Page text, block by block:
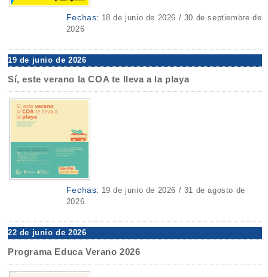
Fechas: 18 de junio de 2026 / 30 de septiembre de
2026
19 de junio de 2026
Sí, este verano la COA te lleva a la playa
Fechas: 19 de junio de 2026 / 31 de agosto de
2026
22 de junio de 2026
Programa Educa Verano 2026